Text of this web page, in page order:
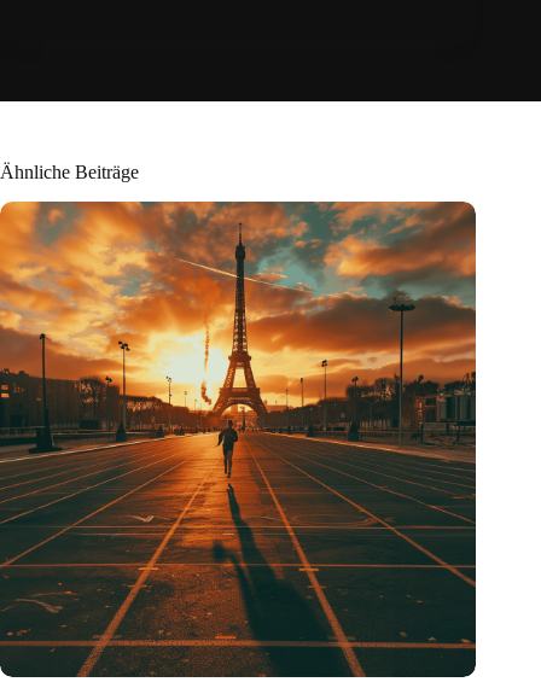
Ähnliche Beiträge